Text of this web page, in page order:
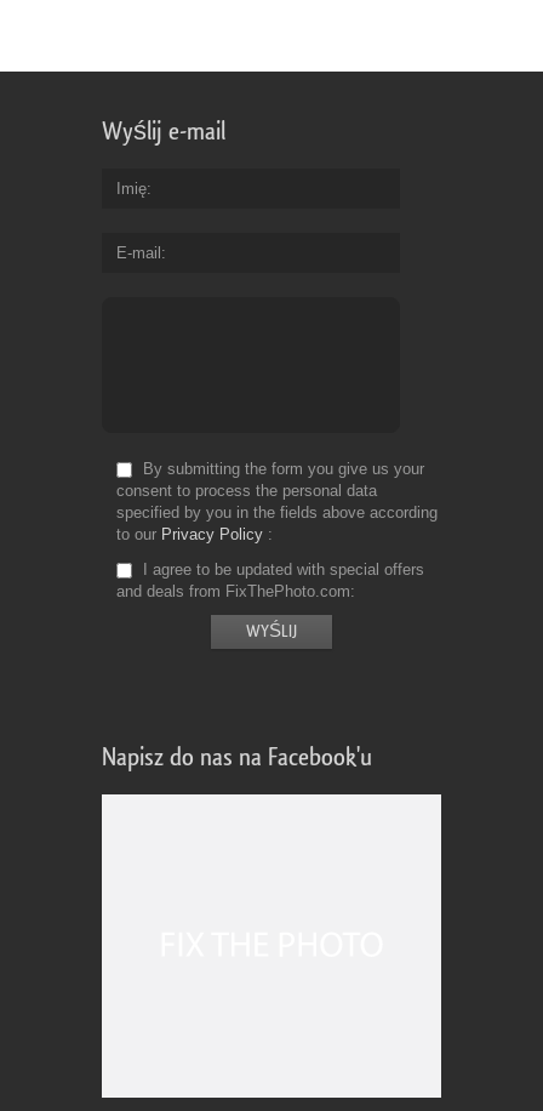
Wyślij e-mail
Imię
E-mail
By submitting the form you give us your
consent to process the personal data
specified by you in the fields above according
to our Privacy Policy
I agree to be updated with special offers
and deals from FixThePhoto.com
Napisz do nas na Facebook'u